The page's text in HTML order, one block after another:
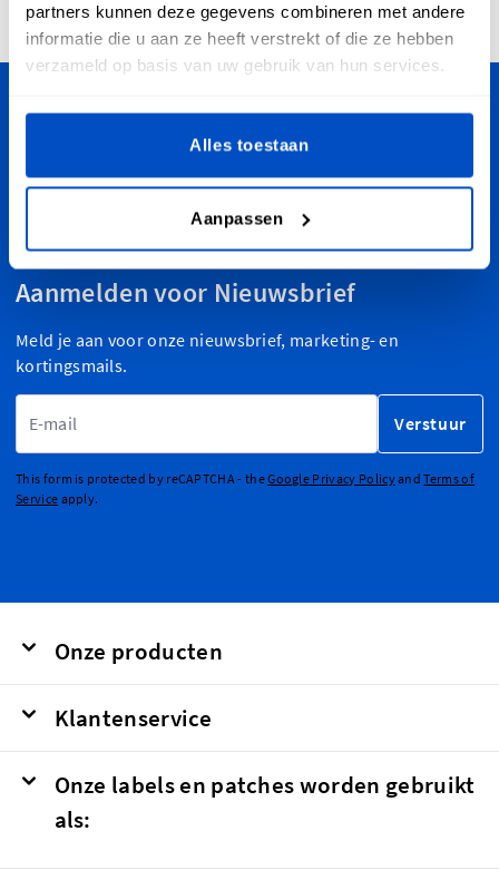
partners kunnen deze gegevens combineren met andere
informatie die u aan ze heeft verstrekt of die ze hebben
verzameld op basis van uw gebruik van hun services.
Alles toestaan
Aanpassen
4,7 30.888 beoordelingen
Dutch Label Shop bezorgt je bestelling in heel Nederland,
van Maastricht tot Groningen, van Amsterdam tot Enschede.
Oh ja, we verzenden ook wereldwijd!
Aanmelden voor Nieuwsbrief
Meld je aan voor onze nieuwsbrief, marketing- en
kortingsmails.
Verstuur
This form is protected by reCAPTCHA - theGoogle Privacy PolicyandTerms of
Service apply.
Onze producten
Klantenservice
Onze labels en patches worden gebruikt
als: